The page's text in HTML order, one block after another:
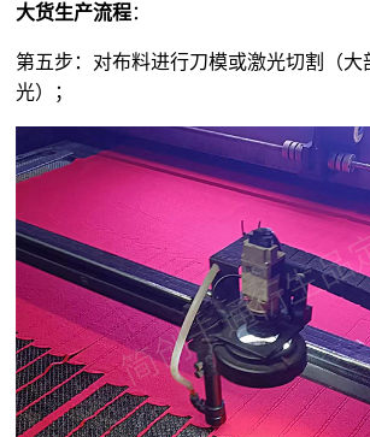
大货生产流程：
第五步：对布料进行刀模或激光切割（大
光）；